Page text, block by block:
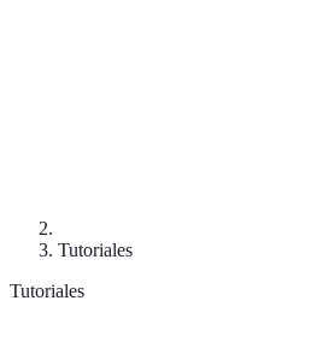
Tutoriales
Tutoriales